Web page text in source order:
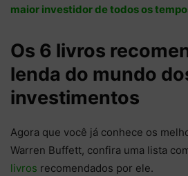
maior investidor de todos os
Os 6 livros
lenda do mundo
investimentos
Agora que você já conhece os
Warren Buffett, confira uma lista
livros recomendados por ele.